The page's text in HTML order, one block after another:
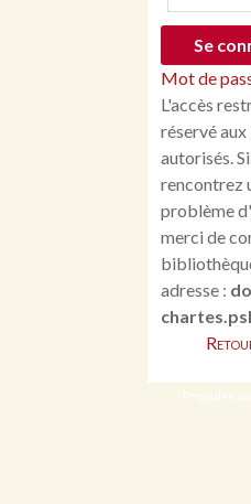
Mot de
L'accès
réservé
autorisés.
rencontrez
problème
merci de
adresse :
Propulsé